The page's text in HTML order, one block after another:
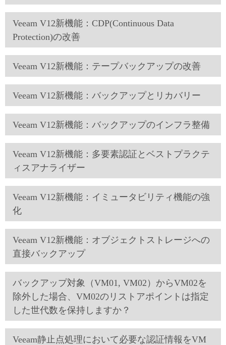
Veeam V12新機能：CDP(Continuous Data
Protection)の改善
Veeam V12新機能：テープバックアップの改善
Veeam V12新機能：バックアップとリカバリー
Veeam V12新機能：バックアップのインフラ整備
Veeam V12新機能：多要素認証とベストプラクテ
ィスアナライザー
Veeam V12新機能：イミュータビリティ機能の強
化
Veeam V12新機能：オブジェクトストレージへの
直接バックアップ
バックアップ対象（VM01, VM02）からVM02を
除外した場合、VM02のリストアポイントは指定
した世代数を保持しますか？
Veeam静止点処理において必要な認証情報をVM